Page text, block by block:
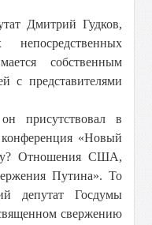
Дмитрий Гудков,
собственным
с представителями
присутствовал в
«Новый
Отношения США,
Путина». То
депутат Госдумы
свержению